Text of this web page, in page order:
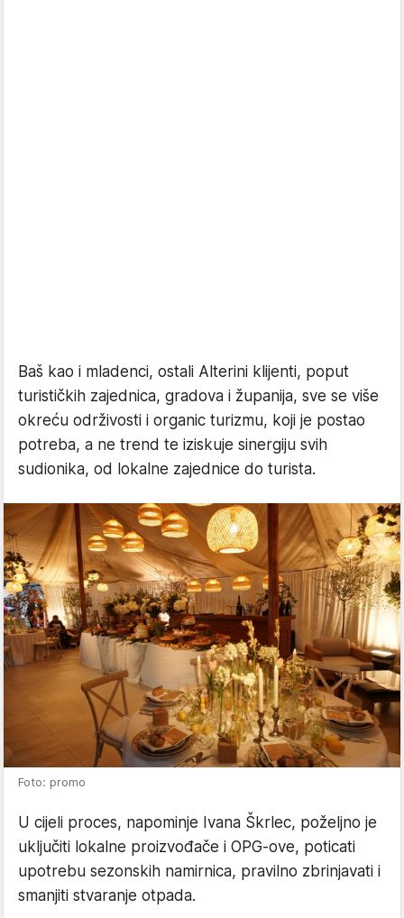
Baš kao i mladenci, ostali Alterini klijenti, poput
turističkih zajednica, gradova i županija, sve se više
okreću održivosti i organic turizmu, koji je postao
potreba, a ne trend te iziskuje sinergiju svih
sudionika, od lokalne zajednice do turista.
Foto: promo
U cijeli proces, napominje Ivana Škrlec, poželjno je
uključiti lokalne proizvođače i OPG-ove, poticati
upotrebu sezonskih namirnica, pravilno zbrinjavati i
smanjiti stvaranje otpada.